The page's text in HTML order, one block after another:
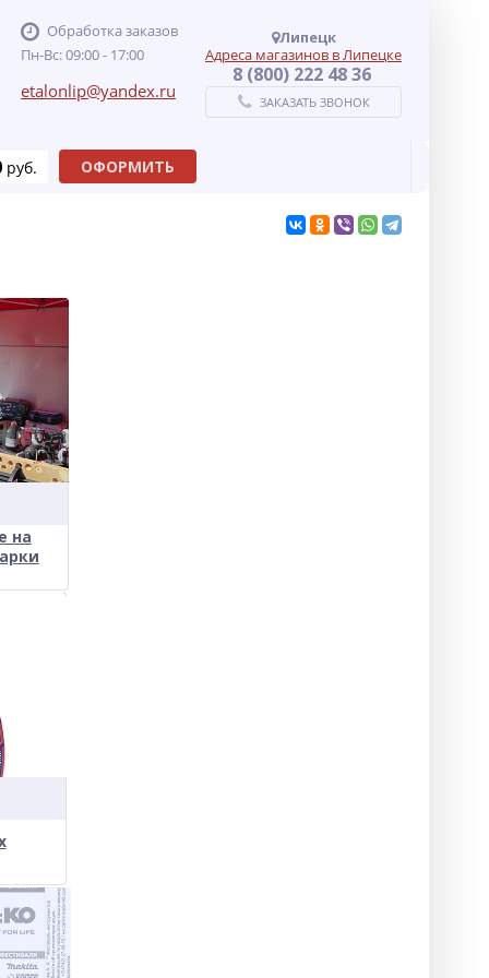
Обработка заказов
Пн-Вс: 09:00 - 17:00
etalonlip@yandex.ru
Липецк
Адреса магазинов в Липецке
8 (800) 222 48 36
ЗАКАЗАТЬ ЗВОНОК
руб. ОФОРМИТЬ
на